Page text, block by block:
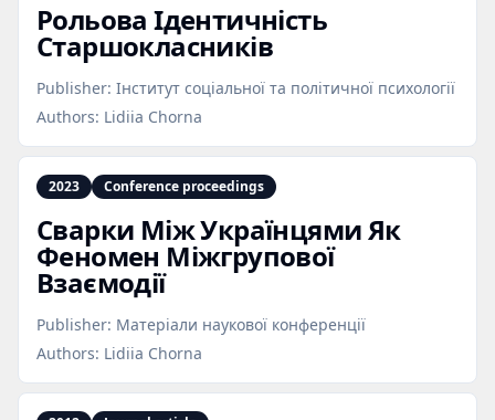
Рольова Ідентичність
Старшокласників
Publisher: Інститут соціальної та політичної психології
Authors: Lidiia Chorna
2023 Conference proceedings
Сварки Між Українцями Як
Феномен Міжгрупової
Взаємодії
Publisher: Матеріали наукової конференції
Authors: Lidiia Chorna